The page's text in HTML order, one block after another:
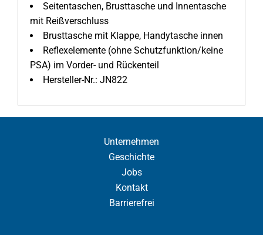
Seitentaschen, Brusttasche und Innentasche
mit Reißverschluss
Brusttasche mit Klappe, Handytasche innen
Reflexelemente (ohne Schutzfunktion/keine
PSA) im Vorder- und Rückenteil
Hersteller-Nr.: JN822
Unternehmen
Geschichte
Jobs
Kontakt
Barrierefrei